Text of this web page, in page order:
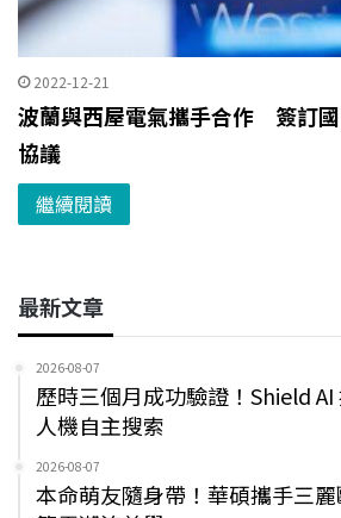
2022-12-21
波蘭與西屋電氣攜手合作 簽訂
協議
繼續閱讀
最新文章
2026-08-07
歷時三個月成功驗證！Shield
人機自主搜索
2026-08-07
本命萌友隨身帶！華碩攜手三